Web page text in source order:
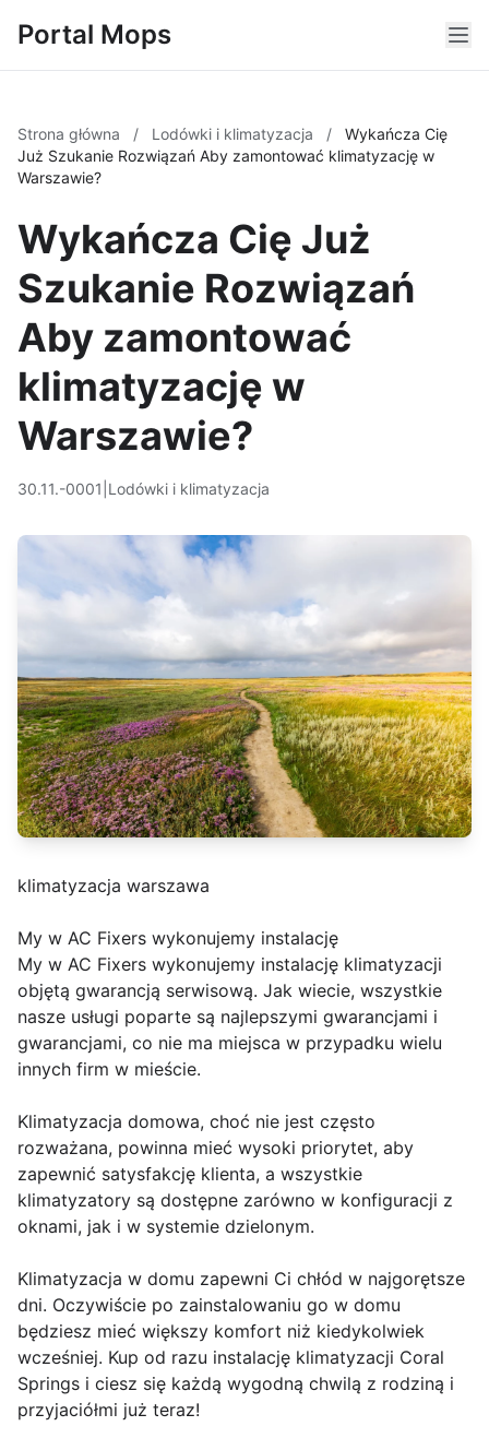
Portal Mops
Strona główna / Lodówki i klimatyzacja /
Wykańcza Cię
Już Szukanie Rozwiązań Aby zamontować klimatyzację w
Warszawie?
Wykańcza Cię Już
Szukanie Rozwiązań
Aby zamontować
klimatyzację w
Warszawie?
30.11.-0001 Lodówki i klimatyzacja
klimatyzacja warszawa
My w AC Fixers wykonujemy instalację
My w AC Fixers wykonujemy instalację klimatyzacji
objętą gwarancją serwisową. Jak wiecie, wszystkie
nasze usługi poparte są najlepszymi gwarancjami i
gwarancjami, co nie ma miejsca w przypadku wielu
innych firm w mieście.
Klimatyzacja domowa, choć nie jest często
rozważana, powinna mieć wysoki priorytet, aby
zapewnić satysfakcję klienta, a wszystkie
klimatyzatory są dostępne zarówno w konfiguracji z
oknami, jak i w systemie dzielonym.
Klimatyzacja w domu zapewni Ci chłód w najgorętsze
dni. Oczywiście po zainstalowaniu go w domu
będziesz mieć większy komfort niż kiedykolwiek
wcześniej. Kup od razu instalację klimatyzacji Coral
Springs i ciesz się każdą wygodną chwilą z rodziną i
przyjaciółmi już teraz!